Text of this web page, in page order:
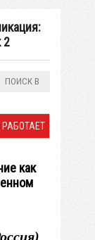
2
ПОИСК В
РАБОТАЕТ
как